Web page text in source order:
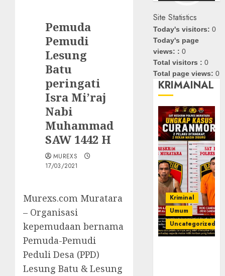
Pemuda
Pemudi
Lesung
Batu
peringati
Isra Mi’raj
Nabi
Muhammad
SAW 1442 H
MUREXS
17/03/2021
Murexs.com Muratara
– Organisasi
kepemudaan bernama
Pemuda-Pemudi
Peduli Desa (PPD)
Lesung Batu & Lesung
Site Statistics
Today's visitors:0
Today's page
views: :0
Total visitors :0
Total page views:0
KRIMAINAL
Kriminal
Umum
Uncategorized